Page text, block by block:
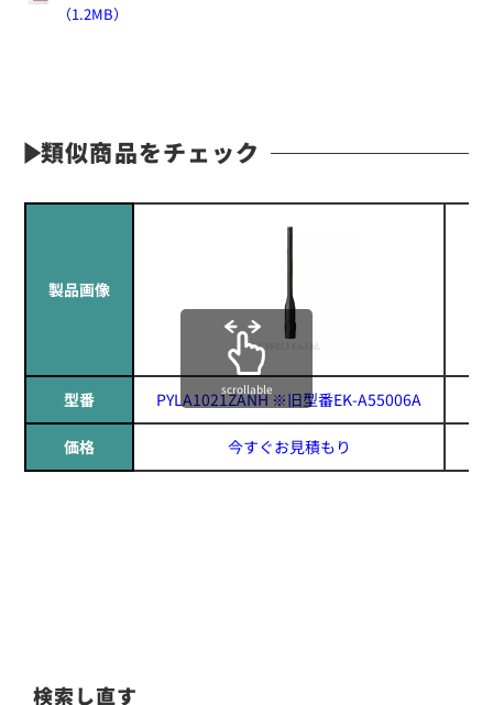
（1.2MB）
類似商品をチェック
製品画像
型番 PYLA1021ZANH ※旧型番EK-A55006A
価格 今すぐお見積もり
scrollable
検索し直す